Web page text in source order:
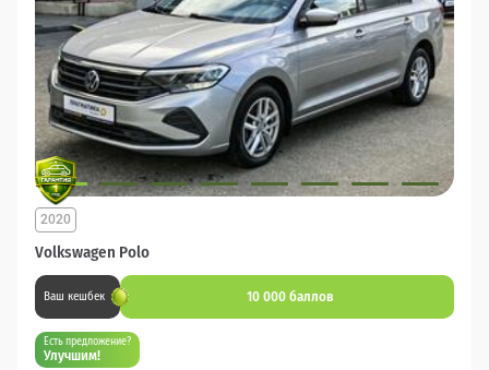
Volkswagen Polo
2020
Ваш кешбек 10 000 баллов
Есть предложение?
Улучшим!